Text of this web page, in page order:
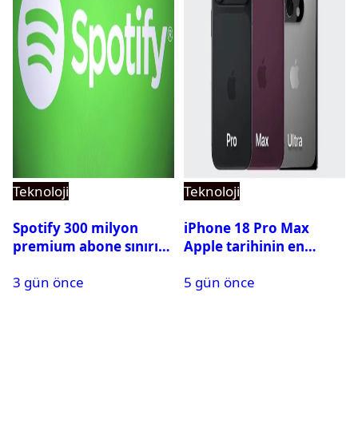
Teknoloji
Spotify 300 milyon
premium abone sınırını
3 gün önce
Teknoloji
iPhone 18 Pro Max
Apple tarihinin en
5 gün önce